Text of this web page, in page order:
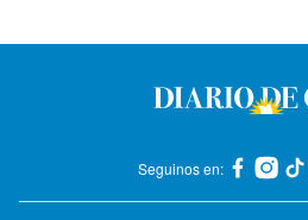
Seguinos en: